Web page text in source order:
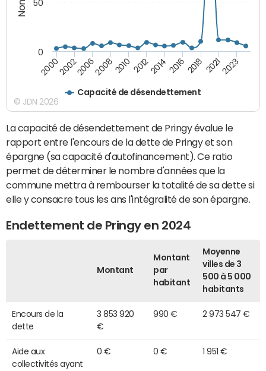
Capacité de désendettement
20002002200620082010 2012201420162018 20212023
0
50
© JDN 2026
La capacité de désendettement de Pringy évalue le
rapport entre l'encours de la dette de Pringy et son
épargne (sa capacité d'autofinancement). Ce ratio
permet de déterminer le nombre d'années que la
commune mettra à rembourser la totalité de sa dette si
elle y consacre tous les ans l'intégralité de son épargne.
Endettement de Pringy en 2024
Montant
Montant
par
habitant
Moyenne
villes de 3
500 à 5 000
habitants
Encours de la
dette
3 853 920
€
990 € 2 973 547 €
Aide aux
collectivités ayant
0 € 0 € 1 951 €